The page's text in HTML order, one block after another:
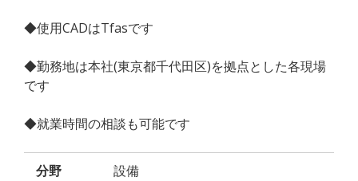
◆使用CADはTfasです
◆勤務地は本社(東京都千代田区)を拠点とした各現場
です
◆就業時間の相談も可能です
分野 設備